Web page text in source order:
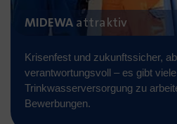
MIDEWA attraktiv
Krisenfest und zukunftssicher,
verantwortungsvoll – es gibt
Trinkwasserversorgung zu
Bewerbungen.